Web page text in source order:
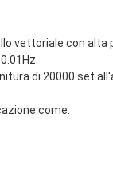
vettoriale con alta
di 20000 set
come: